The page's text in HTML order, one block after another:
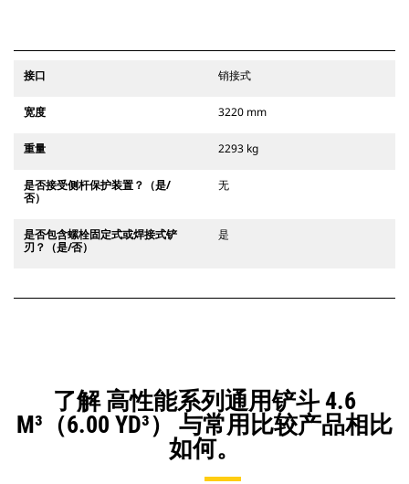
接口 销接式
宽度 3220 mm
重量 2293 kg
是否接受侧杆保护装置？（是/
否）
无
是否包含螺栓固定式或焊接式铲
刃？（是/否）
是
了解 高性能系列通用铲斗 4.6
M³（6.00 YD³） 与常用比较产品相比
如何。